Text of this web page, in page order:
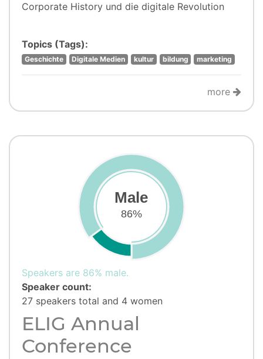
Corporate History und die digitale Revolution
Topics (Tags):
Geschichte Digitale Medien kultur bildung marketing
more
Male
86%
Speakers are 86% male.
Speaker count:
27 speakers total and 4 women
ELIG Annual
Conference